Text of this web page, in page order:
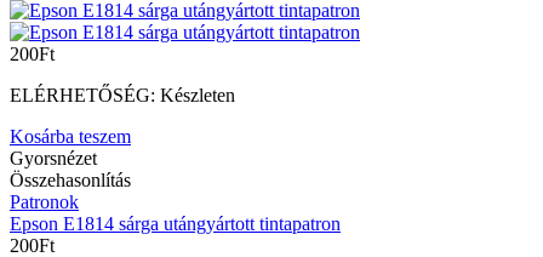
200Ft
ELÉRHETŐSÉG: Készleten
Kosárba teszem
Gyorsnézet
Összehasonlítás
Patronok
Epson E1814 sárga utángyártott tintapatron
200Ft